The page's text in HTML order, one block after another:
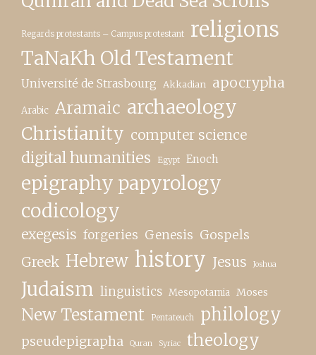
Regards protestants – Campus protestant religions
TaNaKh Old Testament
Université de Strasbourg Akkadian apocrypha
Arabic Aramaic archaeology
Christianity computer science
digital humanities Egypt Enoch
epigraphy papyrology
codicology
exegesis forgeries Genesis Gospels
Greek Hebrew history Jesus Joshua
Judaism linguistics Mesopotamia Moses
New Testament Pentateuch philology
pseudepigrapha Quran Syriac theology